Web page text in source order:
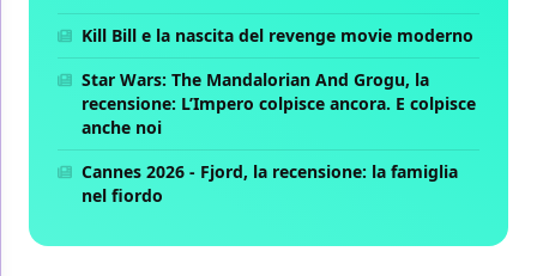
Kill Bill e la nascita del revenge movie moderno
Star Wars: The Mandalorian And Grogu, la
recensione: L’Impero colpisce ancora. E colpisce
anche noi
Cannes 2026 - Fjord, la recensione: la famiglia
nel fiordo